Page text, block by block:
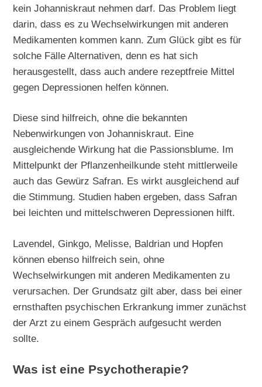
kein Johanniskraut nehmen darf. Das Problem liegt
darin, dass es zu Wechselwirkungen mit anderen
Medikamenten kommen kann. Zum Glück gibt es für
solche Fälle Alternativen, denn es hat sich
herausgestellt, dass auch andere rezeptfreie Mittel
gegen Depressionen helfen können.
Diese sind hilfreich, ohne die bekannten
Nebenwirkungen von Johanniskraut. Eine
ausgleichende Wirkung hat die Passionsblume. Im
Mittelpunkt der Pflanzenheilkunde steht mittlerweile
auch das Gewürz Safran. Es wirkt ausgleichend auf
die Stimmung. Studien haben ergeben, dass Safran
bei leichten und mittelschweren Depressionen hilft.
Lavendel, Ginkgo, Melisse, Baldrian und Hopfen
können ebenso hilfreich sein, ohne
Wechselwirkungen mit anderen Medikamenten zu
verursachen. Der Grundsatz gilt aber, dass bei einer
ernsthaften psychischen Erkrankung immer zunächst
der Arzt zu einem Gespräch aufgesucht werden
sollte.
Was ist eine Psychotherapie?